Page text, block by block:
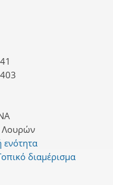
Λουρών
ενότητα
διαμέρισμα